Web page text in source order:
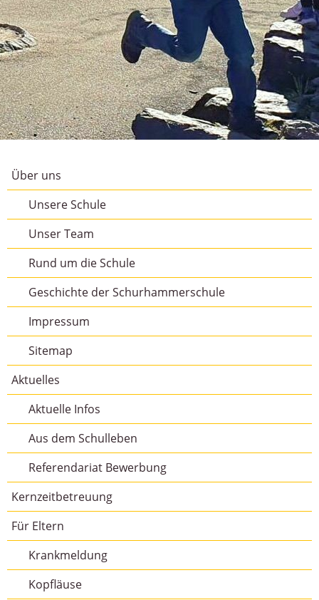
Über uns
Unsere Schule
Unser Team
Rund um die Schule
Geschichte der Schurhammerschule
Impressum
Sitemap
Aktuelles
Aktuelle Infos
Aus dem Schulleben
Referendariat Bewerbung
Kernzeitbetreuung
Für Eltern
Krankmeldung
Kopfläuse